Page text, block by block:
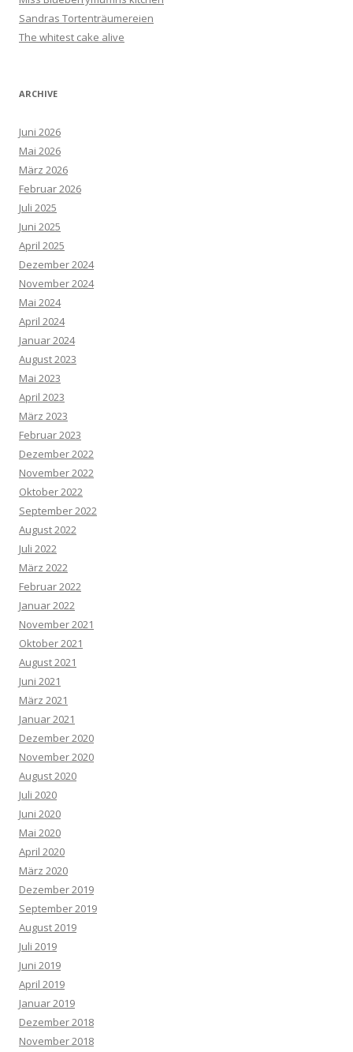
Sandras Tortenträumereien
The whitest cake alive
ARCHIVE
Juni 2026
Mai 2026
März 2026
Februar 2026
Juli 2025
Juni 2025
April 2025
Dezember 2024
November 2024
Mai 2024
April 2024
Januar 2024
August 2023
Mai 2023
April 2023
März 2023
Februar 2023
Dezember 2022
November 2022
Oktober 2022
September 2022
August 2022
Juli 2022
März 2022
Februar 2022
Januar 2022
November 2021
Oktober 2021
August 2021
Juni 2021
März 2021
Januar 2021
Dezember 2020
November 2020
August 2020
Juli 2020
Juni 2020
Mai 2020
April 2020
März 2020
Dezember 2019
September 2019
August 2019
Juli 2019
Juni 2019
April 2019
Januar 2019
Dezember 2018
November 2018